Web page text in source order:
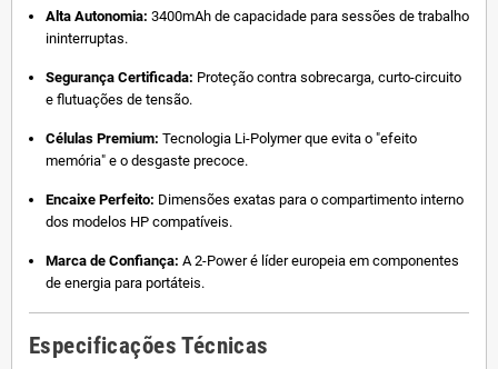
Alta Autonomia: 3400mAh de capacidade para sessões de trabalho
ininterruptas.
Segurança Certificada: Proteção contra sobrecarga, curto-circuito
e flutuações de tensão.
Células Premium: Tecnologia Li-Polymer que evita o "efeito
memória" e o desgaste precoce.
Encaixe Perfeito: Dimensões exatas para o compartimento interno
dos modelos HP compatíveis.
Marca de Confiança: A 2-Power é líder europeia em componentes
de energia para portáteis.
Especificações Técnicas